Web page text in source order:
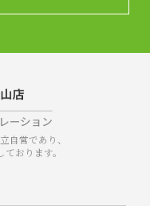
自営であり、
おります。